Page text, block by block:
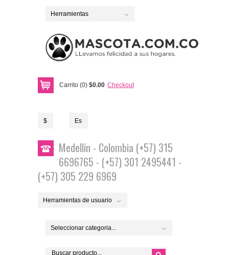
Herramientas
Carrito (0) $0.00 Checkout
$ Es
Medellín - Colombia (+57) 315
6696765 - (+57) 301 2495441 -
(+57) 305 229 6969
Herramientas de usuario
Seleccionar categoria...